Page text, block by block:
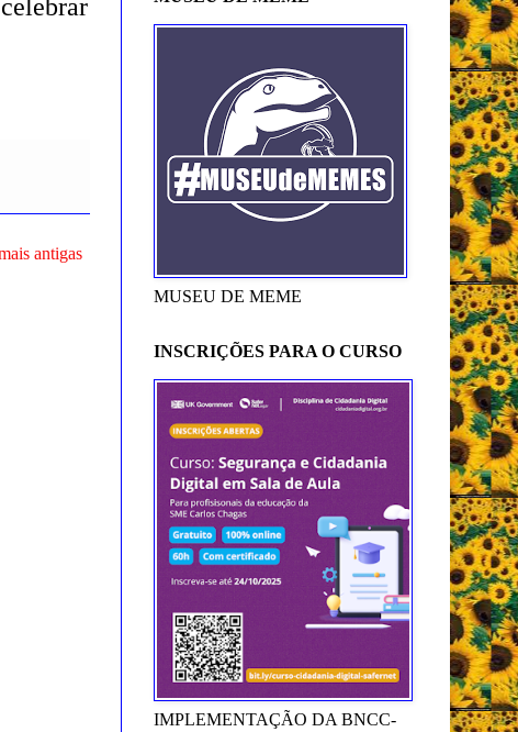
antigas
MUSEU DE MEME
INSCRIÇÕES PARA O CURSO
IMPLEMENTAÇÃO DA BNCC-